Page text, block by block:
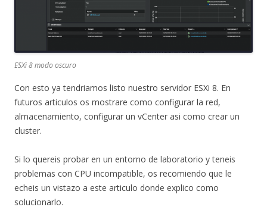
ESXi 8 modo oscuro
Con esto ya tendriamos listo nuestro servidor ESXi 8. En
futuros articulos os mostrare como configurar la red,
almacenamiento, configurar un vCenter asi como crear un
cluster.
Si lo quereis probar en un entorno de laboratorio y teneis
problemas con CPU incompatible, os recomiendo que le
echeis un vistazo a este articulo donde explico como
solucionarlo.